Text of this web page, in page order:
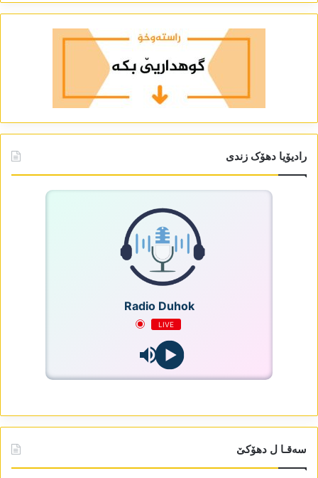
رادیۆیا دھۆک زندی
Radio Duhok
LIVE
سەقـا ل دھۆکێ